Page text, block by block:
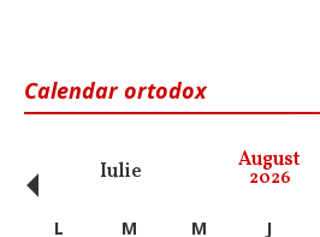
Calendar ortodox
Iulie August
2026
‹ L M M J